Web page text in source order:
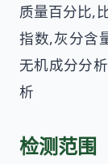
质量百分比,
指数,灰分含
无机成分分
析
检测范围